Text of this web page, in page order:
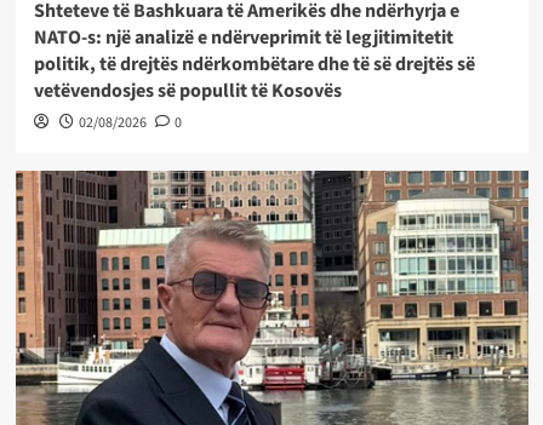
Shteteve të Bashkuara të Amerikës dhe ndërhyrja e
NATO-s: një analizë e ndërveprimit të legjitimitetit
politik, të drejtës ndërkombëtare dhe të së drejtës së
vetëvendosjes së popullit të Kosovës
02/08/2026 0